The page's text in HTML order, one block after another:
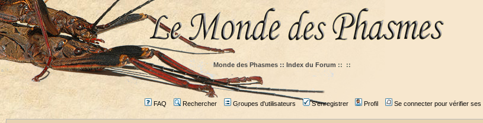
Monde des Phasmes :: Index du Forum :: ::
FAQ Rechercher Groupes d'utilisateurs S'enregistrer Profil Se connecter pour vérifier